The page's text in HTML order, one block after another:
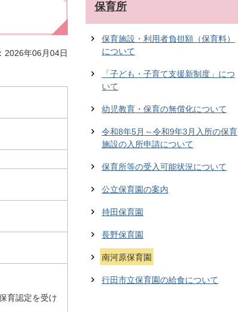
2026年06月04日
育認定を受け
保育所
保育施設・利用者負担額（保育料）
について
「子ども・子育て支援新制度」につ
いて
幼児教育・保育の無償化について
令和8年5月～令和9年3月入所の保育
施設の入所申請について
保育所等の受入可能状況について
公立保育園の案内
持田保育園
長野保育園
南河原保育園
行田市立保育園の給食について